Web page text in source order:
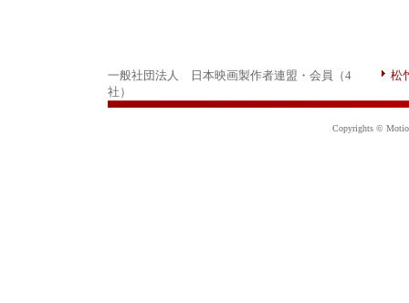
一般社団法人 日本映画製作者連盟・会員（4
社）
松
Copyrights ©